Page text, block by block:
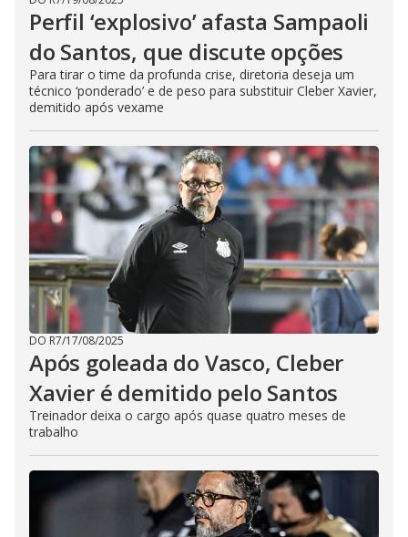
Perfil ‘explosivo’ afasta Sampaoli
do Santos, que discute opções
Para tirar o time da profunda crise, diretoria deseja um
técnico ‘ponderado’ e de peso para substituir Cleber Xavier,
demitido após vexame
DO R7/17/08/2025
Após goleada do Vasco, Cleber
Xavier é demitido pelo Santos
Treinador deixa o cargo após quase quatro meses de
trabalho